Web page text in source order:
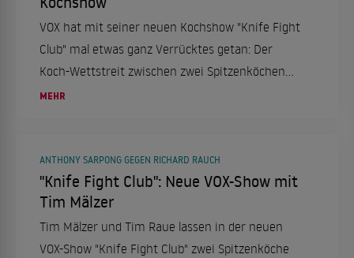
VOX hat mit seiner neuen Kochshow "Knife Fight
Club" mal etwas ganz Verrücktes getan: Der
Koch-Wettstreit zwischen zwei Spitzenköchen
wird inszeniert wie ein Rap-Battle oder gar ein
MEHR
ANTHONY SARPONG GEGEN RICHARD RAUCH
"Knife Fight Club": Neue VOX-Show mit
Tim Mälzer
Tim Mälzer und Tim Raue lassen in der neuen
VOX-Show "Knife Fight Club" zwei Spitzenköche